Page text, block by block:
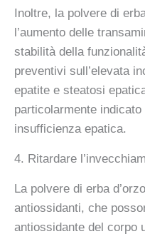
Inoltre, la polvere di
l’aumento delle
stabilità della
preventivi sull’elevata
epatite e steatosi
particolarmente
insufficienza epatica.
4. Ritardare
La polvere di erba
antiossidanti, che
antiossidante del corpo